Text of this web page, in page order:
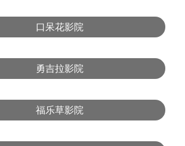
口呆花影院
勇吉拉影院
福乐草影院